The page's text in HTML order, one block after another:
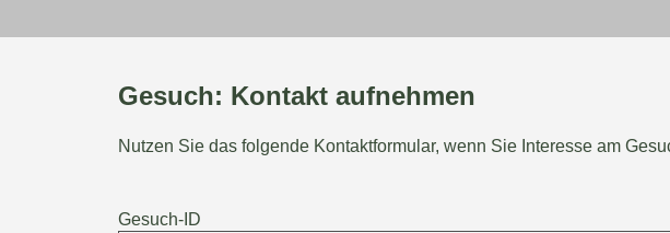
Gesuch: Kontakt aufnehmen
Nutzen Sie das folgende Kontaktformular, wenn Sie Interesse am
Gesuch-ID